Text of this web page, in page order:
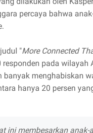
percaya bahwa
"More Connected
pada wilayah
banyak menghabiskan
hanya 20 persen
ini membesarkan